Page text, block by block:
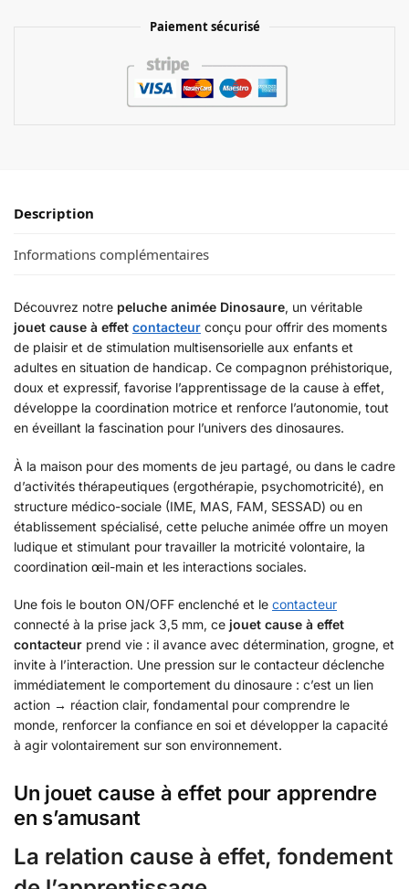
Paiement sécurisé
Description
Informations complémentaires
Découvrez notre peluche animée Dinosaure, un véritable
jouet cause à effet contacteur conçu pour offrir des moments
de plaisir et de stimulation multisensorielle aux enfants et
adultes en situation de handicap. Ce compagnon préhistorique,
doux et expressif, favorise l’apprentissage de la cause à effet,
développe la coordination motrice et renforce l’autonomie, tout
en éveillant la fascination pour l’univers des dinosaures.
À la maison pour des moments de jeu partagé, ou dans le cadre
d’activités thérapeutiques (ergothérapie, psychomotricité), en
structure médico-sociale (IME, MAS, FAM, SESSAD) ou en
établissement spécialisé, cette peluche animée offre un moyen
ludique et stimulant pour travailler la motricité volontaire, la
coordination œil-main et les interactions sociales.
Une fois le bouton ON/OFF enclenché et le contacteur
connecté à la prise jack 3,5 mm, ce jouet cause à effet
contacteur prend vie : il avance avec détermination, grogne, et
invite à l’interaction. Une pression sur le contacteur déclenche
immédiatement le comportement du dinosaure : c’est un lien
action → réaction clair, fondamental pour comprendre le
monde, renforcer la confiance en soi et développer la capacité
à agir volontairement sur son environnement.
Un jouet cause à effet pour apprendre
en s’amusant
La relation cause à effet, fondement